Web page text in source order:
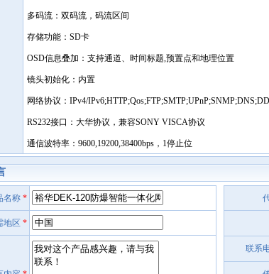
多码流：双码流，码流区间
存储功能：SD卡
OSD信息叠加：支持通道、时间标题,预置点和地理位置
镜头初始化：内置
网络协议：IPv4/
RS232接口：大华协议，兼容SONY VISCA协议
通信波特率：9600,19200,38400bps，1停止位
名称*
地区 *
联系